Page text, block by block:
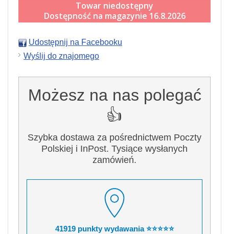
Towar niedostępny
Dostępność na magazynie 16.8.2026
Udostępnij na Facebooku
Wyślij do znajomego
Możesz na nas polegać
👍
Szybka dostawa za pośrednictwem Poczty
Polskiej i InPost. Tysiące wysłanych
zamówień.
41919 punkty wydawania ⭐⭐⭐⭐⭐